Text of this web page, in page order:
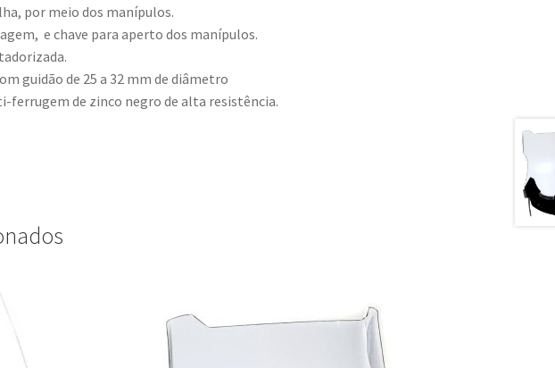
por meio dos manípulos.
e chave para aperto dos manípulos.
guidão de 25 a 32 mm de diâmetro
de zinco negro de alta resistência.